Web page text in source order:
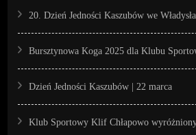
20. Dzień Jedności Kaszubów we
Bursztynowa Koga 2025 dla Klubu
Dzień Jedności Kaszubów | 22 marca
Klub Sportowy Klif Chłapowo wyróżniony